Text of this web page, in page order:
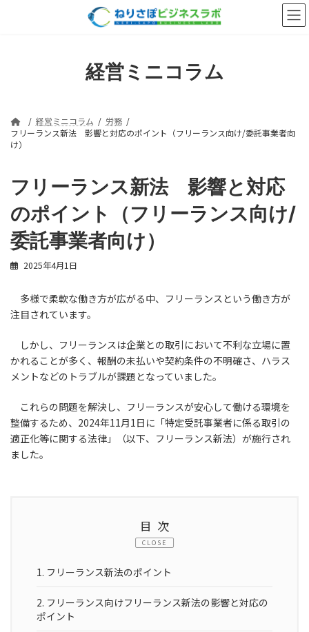
経営ミニコラム
経営ミニコラム
労務
フリーランス新法 影響と対応のポイント（フリーランス向け/委託事業者向
け）
フリーランス新法 影響と対応
のポイント（フリーランス向け/
委託事業者向け）
2025年4月1日
多様で柔軟な働き方が広がる中、フリーランスという働き方が
注目されています。
しかし、フリーランスは企業との取引において不利な立場に置
かれることが多く、報酬の未払いや契約条件の不明確さ、ハラス
メントなどのトラブルが課題となっていました。
これらの問題を解決し、フリーランスが安心して働ける環境を
整備するため、2024年11月1日に「特定受託事業者に係る取引の
適正化等に関する法律」（以下、フリーランス新法）が施行され
ました。
目次
CLOSE
1. フリーランス新法のポイント
2. フリーランス向けフリーランス新法の影響と対応の
ポイント